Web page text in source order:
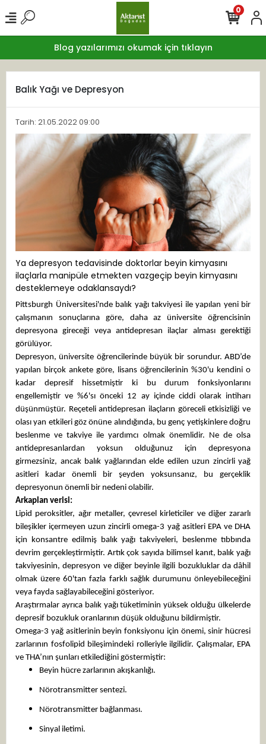
Blog yazılarımızı okumak için tıklayın
0
Balık Yağı ve Depresyon
Tarih: 21.05.2022 09:00
Ya depresyon tedavisinde doktorlar beyin kimyasını
ilaçlarla manipüle etmekten vazgeçip beyin kimyasını
desteklemeye odaklansaydı?
Pittsburgh Üniversitesi'nde balık yağı takviyesi ile yapılan yeni bir
çalışmanın sonuçlarına göre, daha az üniversite öğrencisinin
depresyona gireceği veya antidepresan ilaçlar alması gerektiği
görülüyor.
Depresyon, üniversite öğrencilerinde büyük bir sorundur. ABD’de
yapılan birçok ankete göre, lisans öğrencilerinin %30'u kendini o
kadar depresif hissetmiştir ki bu durum fonksiyonlarını
engellemiştir ve %6'sı önceki 12 ay içinde ciddi olarak intiharı
düşünmüştür. Reçeteli antidepresan ilaçların göreceli etkisizliği ve
olası yan etkileri göz önüne alındığında, bu genç yetişkinlere doğru
beslenme ve takviye ile yardımcı olmak önemlidir. Ne de olsa
antidepresanlardan yoksun olduğunuz için depresyona
girmezsiniz, ancak balık yağlarından elde edilen uzun zincirli yağ
asitleri kadar önemli bir şeyden yoksunsanız, bu gerçeklik
depresyonun önemli bir nedeni olabilir.
Arkaplan verisi:
Lipid peroksitler, ağır metaller, çevresel kirleticiler ve diğer zararlı
bileşikler içermeyen uzun zincirli omega-3 yağ asitleri EPA ve DHA
için konsantre edilmiş balık yağı takviyeleri, beslenme tıbbında
devrim gerçekleştirmiştir. Artık çok sayıda bilimsel kanıt, balık yağı
takviyesinin, depresyon ve diğer beyinle ilgili bozukluklar da dâhil
olmak üzere 60'tan fazla farklı sağlık durumunu önleyebileceğini
veya fayda sağlayabileceğini gösteriyor.
Araştırmalar ayrıca balık yağı tüketiminin yüksek olduğu ülkelerde
depresif bozukluk oranlarının düşük olduğunu bildirmiştir.
Omega-3 yağ asitlerinin beyin fonksiyonu için önemi, sinir hücresi
zarlarının fosfolipid bileşimindeki rolleriyle ilgilidir. Çalışmalar, EPA
ve THA’nın şunları etkilediğini göstermiştir:
Beyin hücre zarlarının akışkanlığı.
Nörotransmitter sentezi.
Nörotransmitter bağlanması.
Sinyal iletimi.